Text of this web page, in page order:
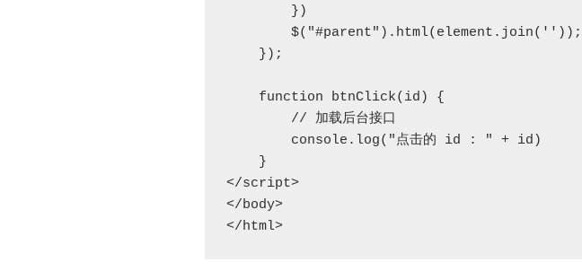
        $("#parent").html(element.join(''));
</script>
</body>
</html>